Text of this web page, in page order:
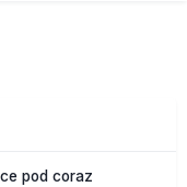
pod coraz